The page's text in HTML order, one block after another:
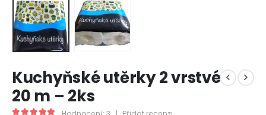
Kuchyňské utěrky 2 vrstvé
20 m – 2ks